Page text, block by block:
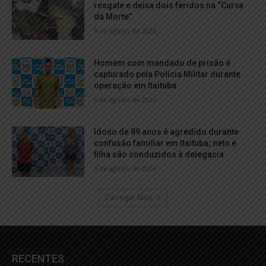
resgate e deixa dois feridos na “Curva
da Morte”
5 de agosto de 2026
Homem com mandado de prisão é
capturado pela Polícia Militar durante
operação em Itaituba
5 de agosto de 2026
Idoso de 89 anos é agredido durante
confusão familiar em Itaituba; neto e
filha são conduzidos à delegacia
5 de agosto de 2026
Carregar Mais
RECENTES